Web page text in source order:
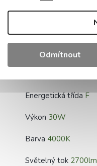
Odmítnout
Volitelný pohybový
nabízí možnost
součástí dodávky),
rozsvícení světla při
Energetická třídaF
Výkon 30W
Barva 4000K
Světelný tok 2700lm